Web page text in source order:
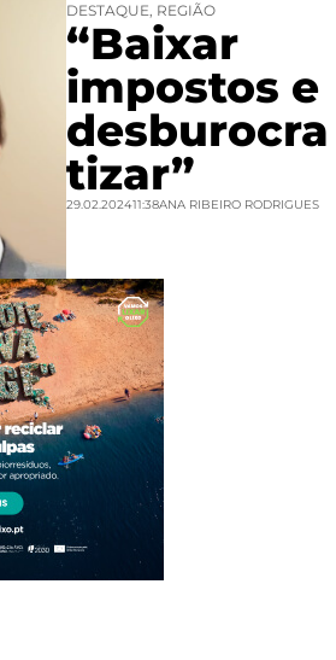
DESTAQUE, REGIÃO
“Baixar
impostos e
desburocra
tizar”
29.02.202411:38ANA RIBEIRO RODRIGUES